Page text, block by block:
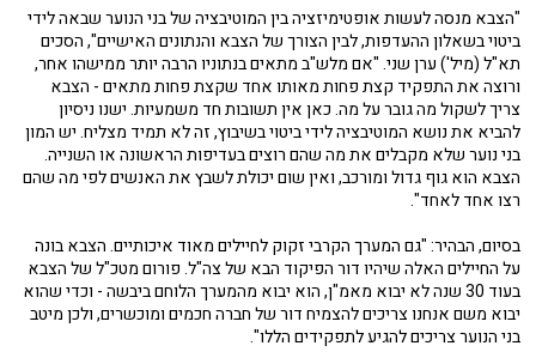
"הצבא מנסה לעשות אופטימיזציה בין המוטיבציה של בני הנוער שבאה לידי
ביטוי בשאלון ההעדפות, לבין הצורך של הצבא והנתונים האישיים", הסכים
תא"ל (מיל') ערן שני. "אם מלש"ב מתאים בנתוניו הרבה יותר ממישהו אחר,
ורוצה את התפקיד קצת פחות מאותו אחד שקצת פחות מתאים - הצבא
צריך לשקול מה גובר על מה. כאן אין תשובות חד משמעיות. ישנו ניסיון
להביא את נושא המוטיבציה לידי ביטוי בשיבוץ, זה לא תמיד מצליח. יש המון
בני נוער שלא מקבלים את מה שהם רוצים בעדיפות הראשונה או השנייה.
הצבא הוא גוף גדול ומורכב, ואין שום יכולת לשבץ את האנשים לפי מה שהם
רצו אחד לאחד".
בסיום, הבהיר: "גם המערך הקרבי זקוק לחיילים מאוד איכותיים. הצבא בונה
על החיילים האלה שיהיו דור הפיקוד הבא של צה"ל. פורום מטכ"ל של הצבא
בעוד 30 שנה לא יבוא מאמ"ן, הוא יבוא מהמערך הלוחם ביבשה - וכדי שהוא
יבוא משם אנחנו צריכים להצמיח דור של חברה חכמים ומוכשרים, ולכן מיטב
בני הנוער צריכים להגיע לתפקידים הללו".